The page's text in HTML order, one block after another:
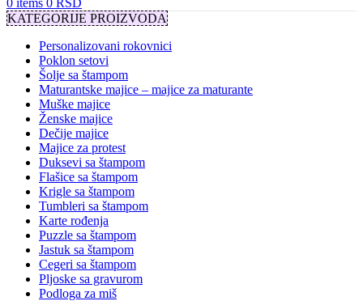
0 items 0 RSD
KATEGORIJE PROIZVODA
Personalizovani rokovnici
Poklon setovi
Šolje sa štampom
Maturantske majice – majice za maturante
Muške majice
Ženske majice
Dečije majice
Majice za protest
Duksevi sa štampom
Flašice sa štampom
Krigle sa štampom
Tumbleri sa štampom
Karte rođenja
Puzzle sa štampom
Jastuk sa štampom
Cegeri sa štampom
Pljoske sa gravurom
Podloga za miš